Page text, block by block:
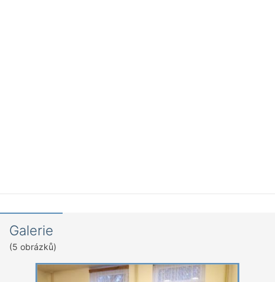
Galerie
(5 obrázků)